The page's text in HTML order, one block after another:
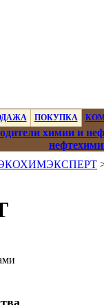
ПОКУПКА
химии и